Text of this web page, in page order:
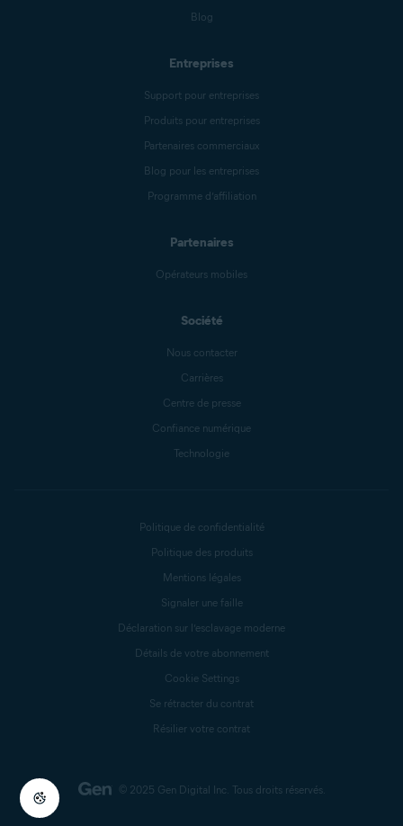
Blog
Entreprises
Support pour entreprises
Produits pour entreprises
Partenaires commerciaux
Blog pour les entreprises
Programme d’affiliation
Partenaires
Opérateurs mobiles
Société
Nous contacter
Carrières
Centre de presse
Confiance numérique
Technologie
© 2025 Gen Digital Inc. Tous droits réservés.
Politique de confidentialité
Politique des produits
Mentions légales
Signaler une faille
Déclaration sur l’esclavage moderne
Détails de votre abonnement
Cookie Settings
Se rétracter du contrat
Résilier votre contrat